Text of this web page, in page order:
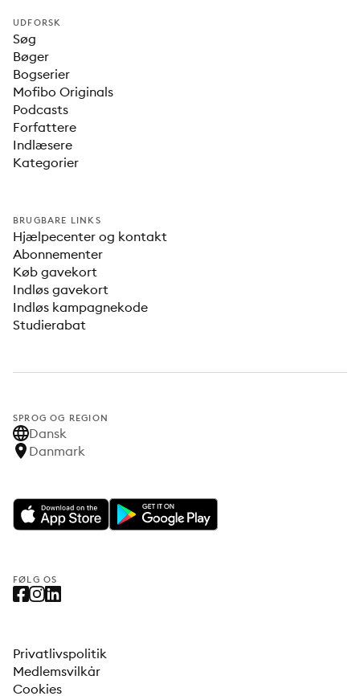
UDFORSK
Søg
Bøger
Bogserier
Mofibo Originals
Podcasts
Forfattere
Indlæsere
Kategorier
BRUGBARE LINKS
Hjælpecenter og kontakt
Abonnementer
Køb gavekort
Indløs gavekort
Indløs kampagnekode
Studierabat
SPROG OG REGION
Dansk
Danmark
FØLG OS
Privatlivspolitik
Medlemsvilkår
Cookies